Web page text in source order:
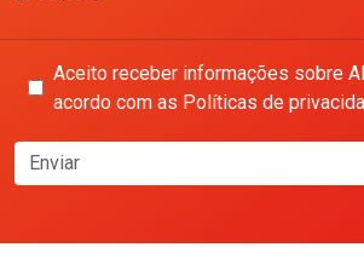
Aceito receber informações sobre
acordo com as Políticas de
Enviar